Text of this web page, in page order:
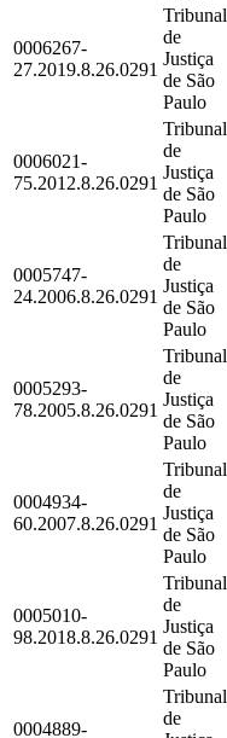
0006267-
27.2019.8.26.0291
Tribunal
de
Justiça
de São
Paulo
0006021-
75.2012.8.26.0291
Tribunal
de
Justiça
de São
Paulo
0005747-
24.2006.8.26.0291
Tribunal
de
Justiça
de São
Paulo
0005293-
78.2005.8.26.0291
Tribunal
de
Justiça
de São
Paulo
0004934-
60.2007.8.26.0291
Tribunal
de
Justiça
de São
Paulo
0005010-
98.2018.8.26.0291
Tribunal
de
Justiça
de São
Paulo
0004889-
Tribunal
de